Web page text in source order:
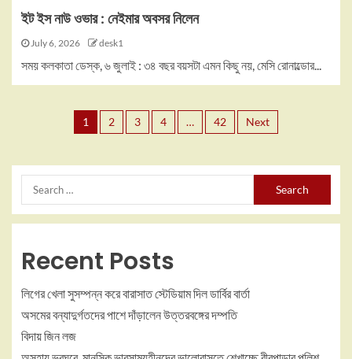
ইট ইস নাউ ওভার : নেইমার অবসর নিলেন
July 6, 2026 desk1
সময় কলকাতা ডেস্ক, ৬ জুলাই : ৩৪ বছর বয়সটা এমন কিছু নয়, মেসি রোনাল্ডোর...
1 2 3 4 … 42 Next
Recent Posts
লিগের খেলা সুসম্পন্ন করে বারাসাত স্টেডিয়াম দিল ডার্বির বার্তা
অসমের বন্যাদুর্গতদের পাশে দাঁড়ালেন উত্তরবঙ্গের দম্পতি
বিদায় জিন লজ